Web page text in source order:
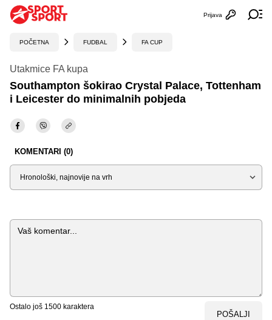
Otvori
Prijava
POČETNA FUDBAL FA CUP
Utakmice FA kupa
Southampton šokirao Crystal Palace, Tottenham
i Leicester do minimalnih pobjeda
KOMENTARI (0)
Sortiraj
Komentar
Ostalo još 1500 karaktera
POŠALJI